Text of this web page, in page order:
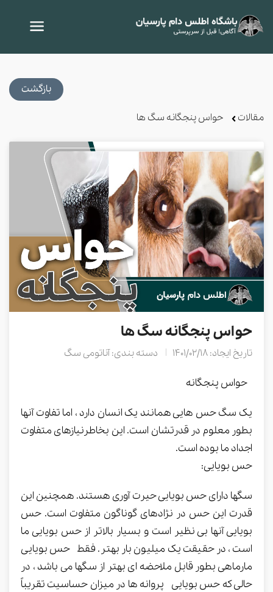
بازگشت
مقالات حواس پنجگانه سگ ها
حواس پنجگانه سگ ها
تاریخ ایجاد: 1401/02/18 دسته بندی: آناتومی سگ
حواس پنجگانه
یک سگ حس هایی همانند یک انسان دارد ، اما تفاوت آنها
بطور معلوم در قدرتشان است. این بخاطرنیازهای متفاوت
اجداد ما بوده است.
حس بویایی:
سگها دارای حس بویایی حیرت آوری هستند. همچنین این
قدرت این حس در نژادهای گوناگون متفاوت است. حس
بویایی آنها بی نظیر است و بسیار بالاتر از حس بویایی ما
است ، در حقیقت یک میلیون بار بهتر. فقط حس بویایی
مارماهی بطور قابل ملاحضه ای بهتر از سگها می باشد ، در
حالی که حس بویایی پروانه ها در میزان حساسیت تقریباً